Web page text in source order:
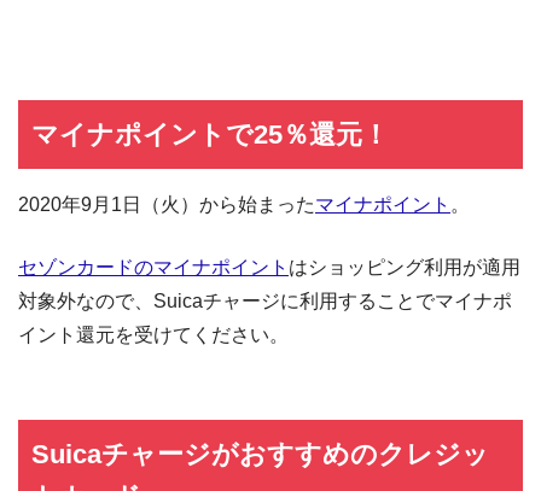
マイナポイントで25％還元！
2020年9月1日（火）から始まったマイナポイント 。
セゾンカードのマイナポイント はショッピング利用が適用
対象外なので、Suicaチャージに利用することでマイナポ
イント還元を受けてください。
Suicaチャージがおすすめのクレジッ